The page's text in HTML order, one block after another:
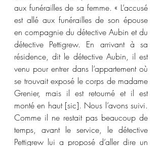
aux funérailles de sa femme. « L’accusé
est allé aux funérailles de son épouse
en compagnie du détective Aubin et du
détective Pettigrew. En arrivant à sa
résidence, dit le détective Aubin, il est
venu pour entrer dans l’appartement où
se trouvait exposé le corps de madame
Grenier, mais il est retourné et il est
monté en haut [sic]. Nous l’avons suivi.
Comme il ne restait pas beaucoup de
temps, avant le service, le détective
Pettigrew lui a proposé d’aller dire un